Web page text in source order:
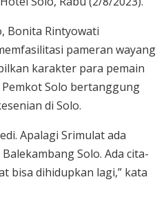
Bonita Rintyowati
pameran wayang
karakter para pemain
Solo bertanggung
di Solo.
Apalagi Srimulat ada
Solo. Ada cita-
bisa dihidupkan lagi,” kata